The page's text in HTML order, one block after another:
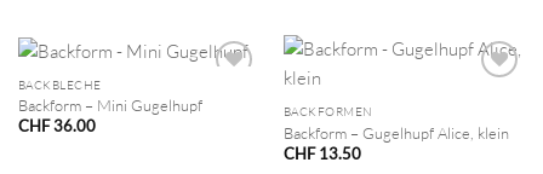
BACKBLECHE
Backform – Mini Gugelhupf
CHF36.00
BACKFORMEN
Backform – Gugelhupf Alice, klein
CHF13.50